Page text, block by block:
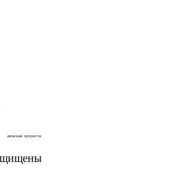
женские хитрости